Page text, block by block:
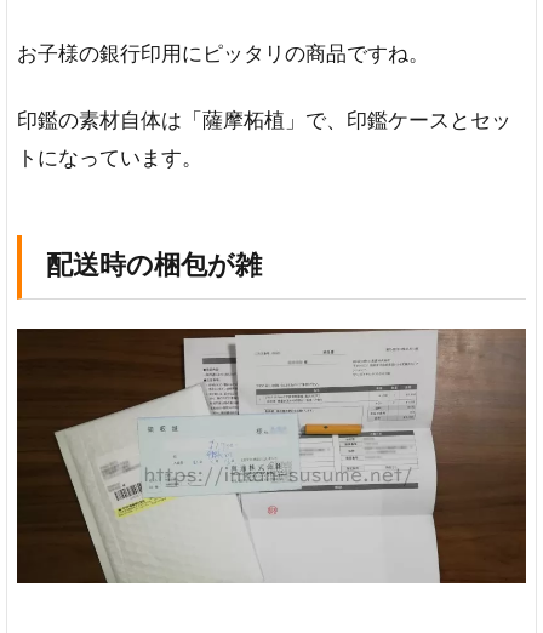
お子様の銀行印用にピッタリの商品ですね。
印鑑の素材自体は「薩摩柘植」で、印鑑ケースとセッ
トになっています。
配送時の梱包が雑